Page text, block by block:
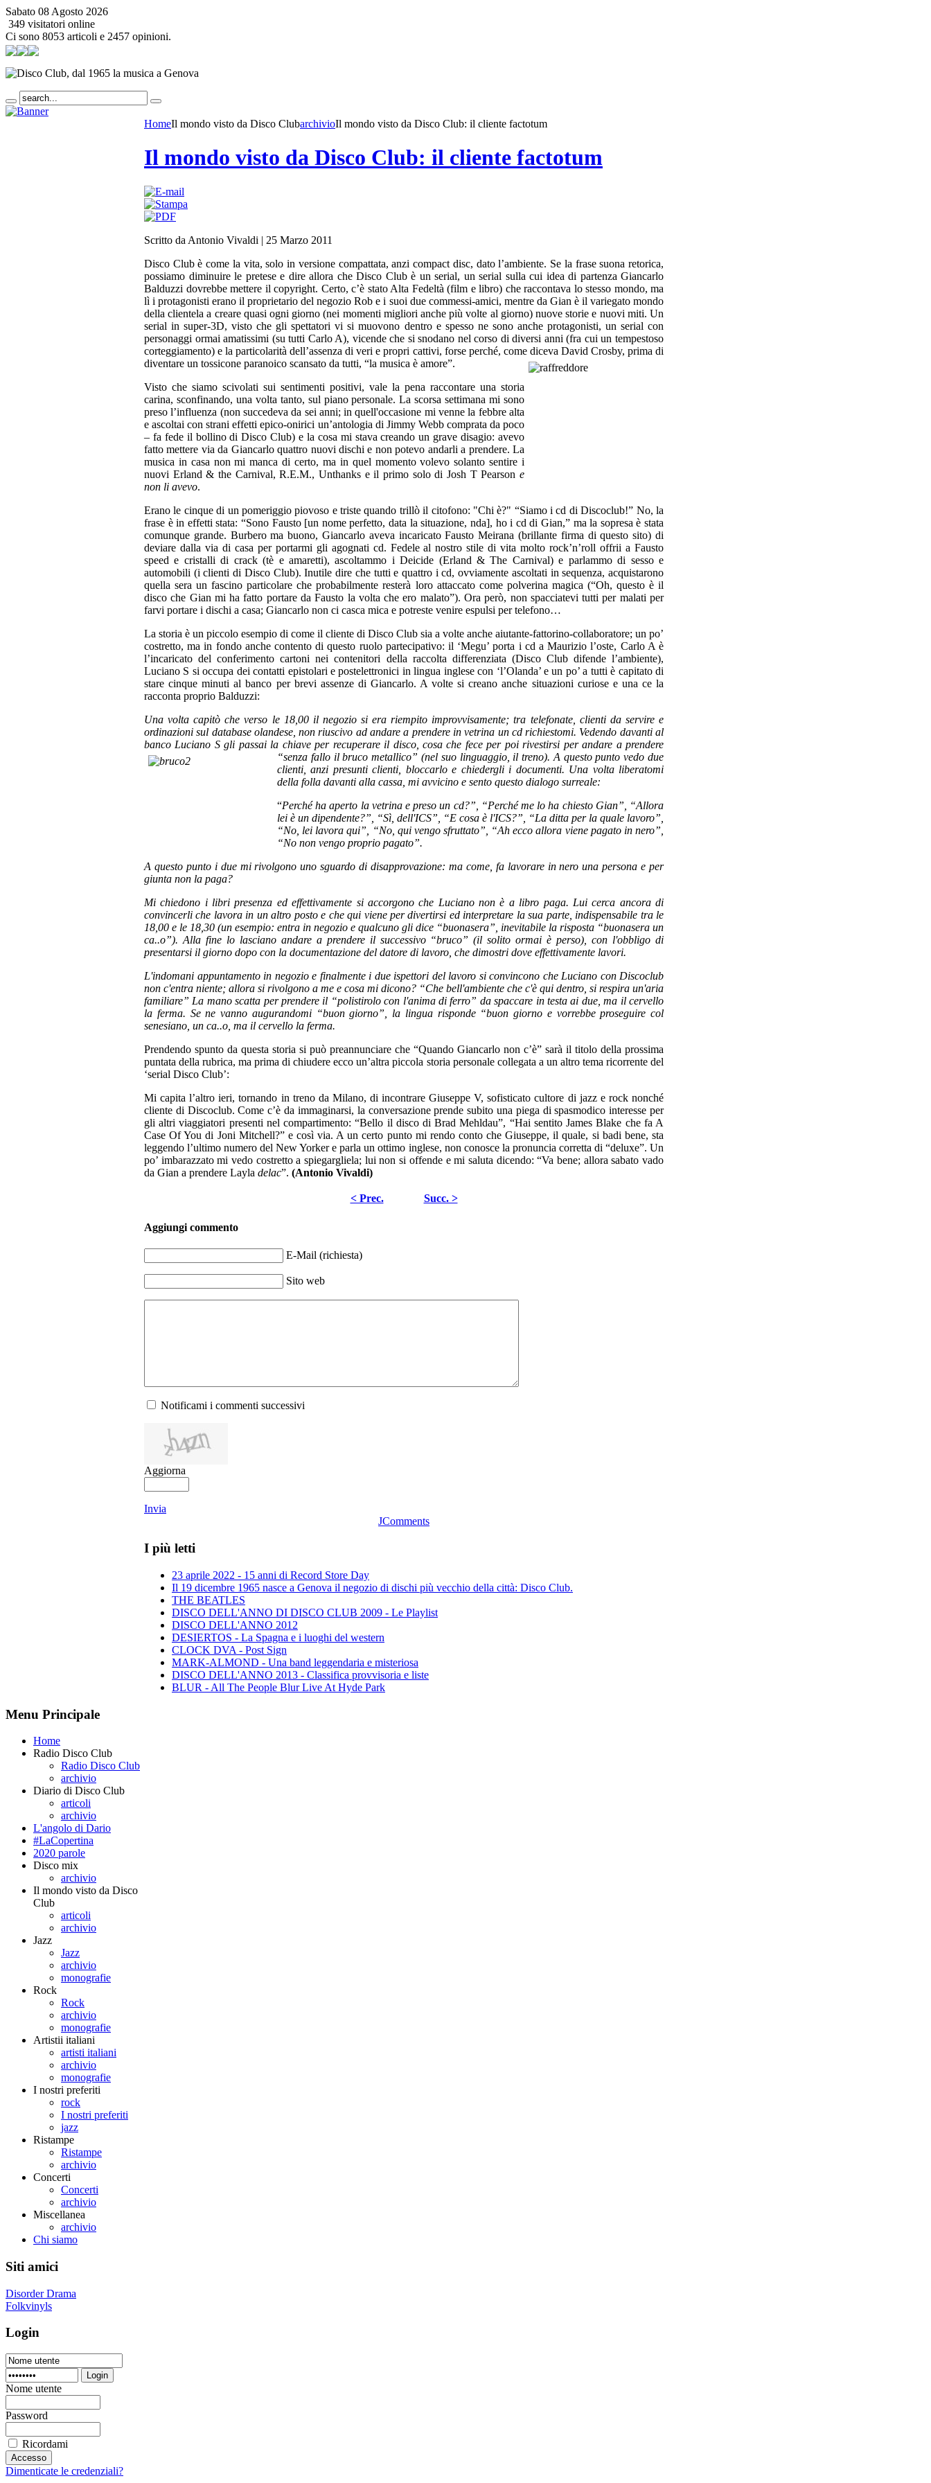
Sabato 08 Agosto 2026
349 visitatori online
Ci sono 8053 articoli e 2457 opinioni.
HomeIl mondo visto da Disco ClubarchivioIl mondo visto da Disco Club: il cliente factotum
Il mondo visto da Disco Club: il cliente factotum
Scritto da Antonio Vivaldi | 25 Marzo 2011
Disco Club è come la vita, solo in versione compattata, anzi compact disc, dato l’ambiente. Se la frase suona retorica,
possiamo diminuire le pretese e dire allora che Disco Club è un serial, un serial sulla cui idea di partenza Giancarlo
Balduzzi dovrebbe mettere il copyright. Certo, c’è stato Alta Fedeltà (film e libro) che raccontava lo stesso mondo, ma
lì i protagonisti erano il proprietario del negozio Rob e i suoi due commessi-amici, mentre da Gian è il variegato mondo
della clientela a creare quasi ogni giorno (nei momenti migliori anche più volte al giorno) nuove storie e nuovi miti. Un
serial in super-3D, visto che gli spettatori vi si muovono dentro e spesso ne sono anche protagonisti, un serial con
personaggi ormai amatissimi (su tutti Carlo A), vicende che si snodano nel corso di diversi anni (fra cui un tempestoso
corteggiamento) e la particolarità dell’assenza di veri e propri cattivi, forse perché, come diceva David Crosby, prima di
diventare un tossicone paranoico scansato da tutti, “la musica è amore”.
Visto che siamo scivolati sui sentimenti positivi, vale la pena raccontare una storia
carina, sconfinando, una volta tanto, sul piano personale. La scorsa settimana mi sono
preso l’influenza (non succedeva da sei anni; in quell'occasione mi venne la febbre alta
e ascoltai con strani effetti epico-onirici un’antologia di Jimmy Webb comprata da poco
– fa fede il bollino di Disco Club) e la cosa mi stava creando un grave disagio: avevo
fatto mettere via da Giancarlo quattro nuovi dischi e non potevo andarli a prendere. La
musica in casa non mi manca di certo, ma in quel momento volevo solanto sentire i
nuovi Erland & the Carnival, R.E.M., Unthanks e il primo solo di Josh T Pearson e
non li avevo.
Erano le cinque di un pomeriggio piovoso e triste quando trillò il citofono: "Chi è?" “Siamo i cd di Discoclub!” No, la
frase è in effetti stata: “Sono Fausto [un nome perfetto, data la situazione, nda], ho i cd di Gian,” ma la sopresa è stata
comunque grande. Burbero ma buono, Giancarlo aveva incaricato Fausto Meirana (brillante firma di questo sito) di
deviare dalla via di casa per portarmi gli agognati cd. Fedele al nostro stile di vita molto rock’n’roll offrii a Fausto
speed e cristalli di crack (tè e amaretti), ascoltammo i Deicide (Erland & The Carnival) e parlammo di sesso e
automobili (i clienti di Disco Club). Inutile dire che tutti e quattro i cd, ovviamente ascoltati in sequenza, acquistarono
quella sera un fascino particolare che probabilmente resterà loro attaccato come polverina magica (“Oh, questo è il
disco che Gian mi ha fatto portare da Fausto la volta che ero malato”). Ora però, non spacciatevi tutti per malati per
farvi portare i dischi a casa; Giancarlo non ci casca mica e potreste venire espulsi per telefono…
La storia è un piccolo esempio di come il cliente di Disco Club sia a volte anche aiutante-fattorino-collaboratore; un po’
costretto, ma in fondo anche contento di questo ruolo partecipativo: il ‘Megu’ porta i cd a Maurizio l’oste, Carlo A è
l’incaricato del conferimento cartoni nei contenitori della raccolta differenziata (Disco Club difende l’ambiente),
Luciano S si occupa dei contatti epistolari e postelettronici in lingua inglese con ‘l’Olanda’ e un po’ a tutti è capitato di
stare cinque minuti al banco per brevi assenze di Giancarlo. A volte si creano anche situazioni curiose e una ce la
racconta proprio Balduzzi:
Una volta capitò che verso le 18,00 il negozio si era riempito improvvisamente; tra telefonate, clienti da servire e
ordinazioni sul database olandese, non riuscivo ad andare a prendere in vetrina un cd richiestomi. Vedendo davanti al
banco Luciano S gli passai la chiave per recuperare il disco, cosa che fece per poi rivestirsi per andare a prendere
“senza fallo il bruco metallico” (nel suo linguaggio, il treno). A questo punto vedo due
clienti, anzi presunti clienti, bloccarlo e chiedergli i documenti. Una volta liberatomi
della folla davanti alla cassa, mi avvicino e sento questo dialogo surreale:
“Perché ha aperto la vetrina e preso un cd?”, “Perché me lo ha chiesto Gian”, “Allora
lei è un dipendente?”, “Sì, dell'ICS”, “E cosa è l'ICS?”, “La ditta per la quale lavoro”,
“No, lei lavora qui”, “No, qui vengo sfruttato”, “Ah ecco allora viene pagato in nero”,
“No non vengo proprio pagato”.
A questo punto i due mi rivolgono uno sguardo di disapprovazione: ma come, fa lavorare in nero una persona e per
giunta non la paga?
Mi chiedono i libri presenza ed effettivamente si accorgono che Luciano non è a libro paga. Lui cerca ancora di
convincerli che lavora in un altro posto e che qui viene per divertirsi ed interpretare la sua parte, indispensabile tra le
18,00 e le 18,30 (un esempio: entra in negozio e qualcuno gli dice “buonasera”, inevitabile la risposta “buonasera un
ca..o”). Alla fine lo lasciano andare a prendere il successivo “bruco” (il solito ormai è perso), con l'obbligo di
presentarsi il giorno dopo con la documentazione del datore di lavoro, che dimostri dove effettivamente lavori.
L'indomani appuntamento in negozio e finalmente i due ispettori del lavoro si convincono che Luciano con Discoclub
non c'entra niente; allora si rivolgono a me e cosa mi dicono? “Che bell'ambiente che c'è qui dentro, si respira un'aria
familiare” La mano scatta per prendere il “polistirolo con l'anima di ferro” da spaccare in testa ai due, ma il cervello
la ferma. Se ne vanno augurandomi “buon giorno”, la lingua risponde “buon giorno e vorrebbe proseguire col
senesiano, un ca..o, ma il cervello la ferma.
Prendendo spunto da questa storia si può preannunciare che “Quando Giancarlo non c’è” sarà il titolo della prossima
puntata della rubrica, ma prima di chiudere ecco un’altra piccola storia personale collegata a un altro tema ricorrente del
‘serial Disco Club’:
Mi capita l’altro ieri, tornando in treno da Milano, di incontrare Giuseppe V, sofisticato cultore di jazz e rock nonché
cliente di Discoclub. Come c’è da immaginarsi, la conversazione prende subito una piega di spasmodico interesse per
gli altri viaggiatori presenti nel compartimento: “Bello il disco di Brad Mehldau”, “Hai sentito James Blake che fa A
Case Of You di Joni Mitchell?” e così via. A un certo punto mi rendo conto che Giuseppe, il quale, si badi bene, sta
leggendo l’ultimo numero del New Yorker e parla un ottimo inglese, non conosce la pronuncia corretta di “deluxe”. Un
po’ imbarazzato mi vedo costretto a spiegargliela; lui non si offende e mi saluta dicendo: “Va bene; allora sabato vado
da Gian a prendere Layla delac”. (Antonio Vivaldi)
< Prec. Succ. >
Aggiungi commento
E-Mail (richiesta)
Sito web
Notificami i commenti successivi
Aggiorna
Invia
JComments
I più letti
23 aprile 2022 - 15 anni di Record Store Day
Il 19 dicembre 1965 nasce a Genova il negozio di dischi più vecchio della città: Disco Club.
THE BEATLES
DISCO DELL'ANNO DI DISCO CLUB 2009 - Le Playlist
DISCO DELL'ANNO 2012
DESIERTOS - La Spagna e i luoghi del western
CLOCK DVA - Post Sign
MARK-ALMOND - Una band leggendaria e misteriosa
DISCO DELL'ANNO 2013 - Classifica provvisoria e liste
BLUR - All The People Blur Live At Hyde Park
Menu Principale
Home
Radio Disco Club
Radio Disco Club
archivio
Diario di Disco Club
articoli
archivio
L'angolo di Dario
#LaCopertina
2020 parole
Disco mix
archivio
Il mondo visto da Disco
Club
articoli
archivio
Jazz
Jazz
archivio
monografie
Rock
Rock
archivio
monografie
Artistii italiani
artisti italiani
archivio
monografie
I nostri preferiti
rock
I nostri preferiti
jazz
Ristampe
Ristampe
archivio
Concerti
Concerti
archivio
Miscellanea
archivio
Chi siamo
Siti amici
Disorder Drama
Folkvinyls
Login
Login
Nome utente
Password
Ricordami
Dimenticate le credenziali?